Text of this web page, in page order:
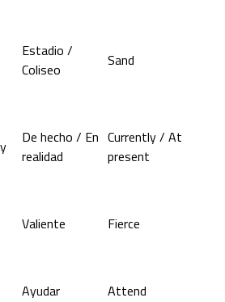
Estadio /
Coliseo
Sand
De hecho / En
realidad
Currently / At
present
Valiente Fierce
Ayudar Attend